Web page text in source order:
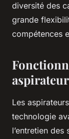
diversité des
grande
compétences
Les
technologie
l’entretien